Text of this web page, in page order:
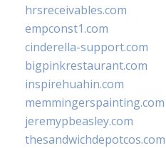
hrsreceivables.com
empconst1.com
cinderella-support.com
bigpinkrestaurant.com
inspirehuahin.com
memmingerspainting.com
jeremypbeasley.com
thesandwichdepotcos.com